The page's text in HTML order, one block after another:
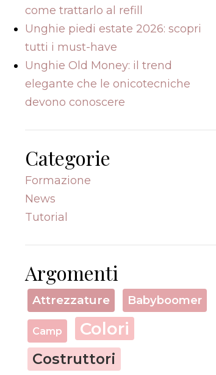
come trattarlo al refill
Unghie piedi estate 2026: scopri
tutti i must-have
Unghie Old Money: il trend
elegante che le onicotecniche
devono conoscere
Categorie
Formazione
News
Tutorial
Argomenti
Attrezzature Babyboomer
Camp Colori
Costruttori